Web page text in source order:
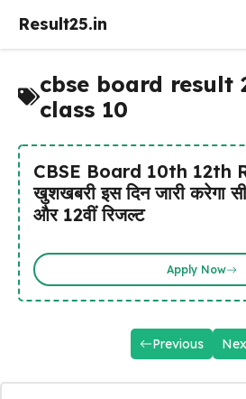
Result25.in
cbse board result
class 10
CBSE Board 10th 12th
खुशखबरी इस दिन जारी करेगा
और 12वीं रिजल्ट
Apply Now
Previous